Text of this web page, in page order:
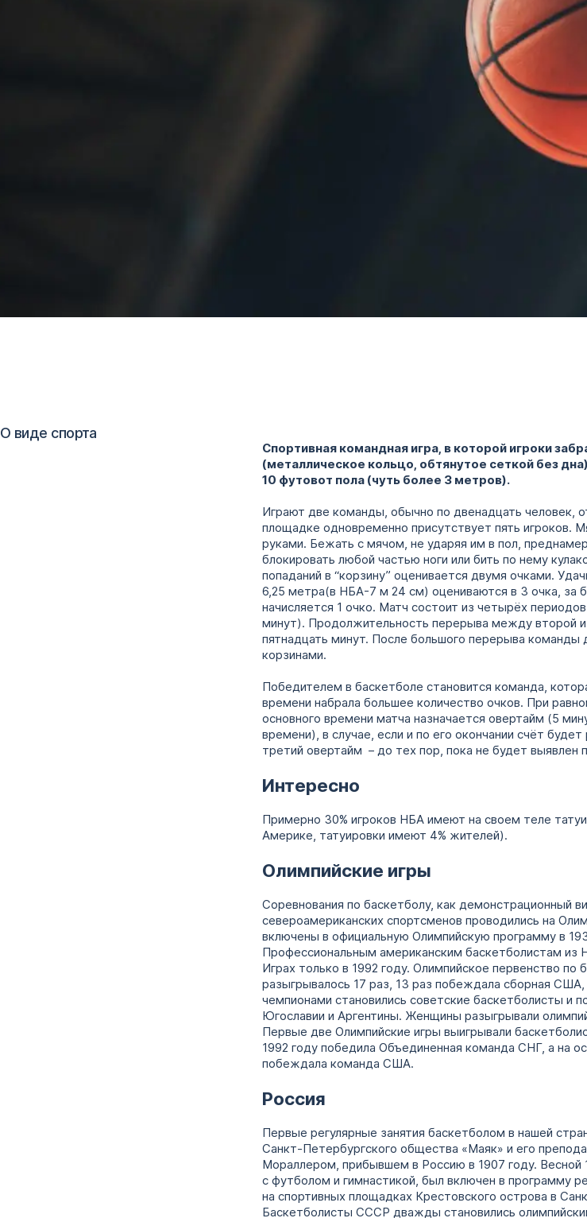
О виде спорта
Спортивная командная игра, в которой игроки
(металлическое кольцо, обтянутое сеткой без
10 футовот пола (чуть более 3 метров).
Играют две команды, обычно по двенадцать человек,
площадке одновременно присутствует пять игроков.
руками. Бежать с мячом, не ударяя им в пол,
блокировать любой частью ноги или бить по нему
попаданий в “корзину” оценивается двумя очками.
6,25 метра(в НБА-7 м 24 см) оцениваются в 3 очка, за
начисляется 1 очко. Матч состоит из четырёх
минут). Продолжительность перерыва между второй
пятнадцать минут. После большого перерыва команды
корзинами.
Победителем в баскетболе становится команда,
времени набрала большее количество очков. При
основного времени матча назначается овертайм (5
времени), в случае, если и по его окончании счёт
третий овертайм – до тех пор, пока не будет выявлен
Интересно
Примерно 30% игроков НБА имеют на своем теле
Америке, татуировки имеют 4% жителей).
Олимпийские игры
Соревнования по баскетболу, как демонстрационный
североамериканских спортсменов проводились на
включены в официальную Олимпийскую программу в
Профессиональным американским баскетболистам из
Играх только в 1992 году. Олимпийское первенство по
разыгрывалось 17 раз, 13 раз побеждала сборная
чемпионами становились советские баскетболисты и
Югославии и Аргентины. Женщины разыгрывали
Первые две Олимпийские игры выигрывали
1992 году победила Объединенная команда СНГ, а на
побеждала команда США.
Россия
Первые регулярные занятия баскетболом в нашей
Санкт-Петербургского общества «Маяк» и его
Мораллером, прибывшем в Россию в 1907 году. Весной
с футболом и гимнастикой, был включен в программу
на спортивных площадках Крестовского острова в
Баскетболисты СССР дважды становились